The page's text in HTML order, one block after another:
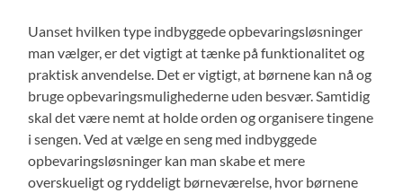
Uanset hvilken type indbyggede opbevaringsløsninger
man vælger, er det vigtigt at tænke på funktionalitet og
praktisk anvendelse. Det er vigtigt, at børnene kan nå og
bruge opbevaringsmulighederne uden besvær. Samtidig
skal det være nemt at holde orden og organisere tingene
i sengen. Ved at vælge en seng med indbyggede
opbevaringsløsninger kan man skabe et mere
overskueligt og ryddeligt børneværelse, hvor børnene